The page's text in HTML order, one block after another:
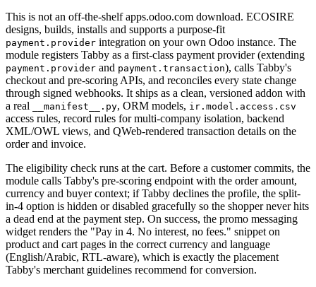
This is not an off-the-shelf apps.odoo.com download. ECOSIRE
designs, builds, installs and supports a purpose-fit
payment.provider integration on your own Odoo instance. The
module registers Tabby as a first-class payment provider (extending
payment.provider and payment.transaction), calls Tabby's
checkout and pre-scoring APIs, and reconciles every state change
through signed webhooks. It ships as a clean, versioned addon with
a real
__manifest__.py, ORM models, ir.model.access.csv
access rules, record rules for multi-company isolation, backend
XML/OWL views, and QWeb-rendered transaction details on the
order and invoice.
The eligibility check runs at the cart. Before a customer commits, the
module calls Tabby's pre-scoring endpoint with the order amount,
currency and buyer context; if Tabby declines the profile, the split-
in-4 option is hidden or disabled gracefully so the shopper never hits
a dead end at the payment step. On success, the promo messaging
widget renders the "Pay in 4. No interest, no fees." snippet on
product and cart pages in the correct currency and language
(English/Arabic, RTL-aware), which is exactly the placement
Tabby's merchant guidelines recommend for conversion.